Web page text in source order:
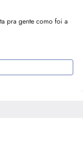
pra gente como foi a